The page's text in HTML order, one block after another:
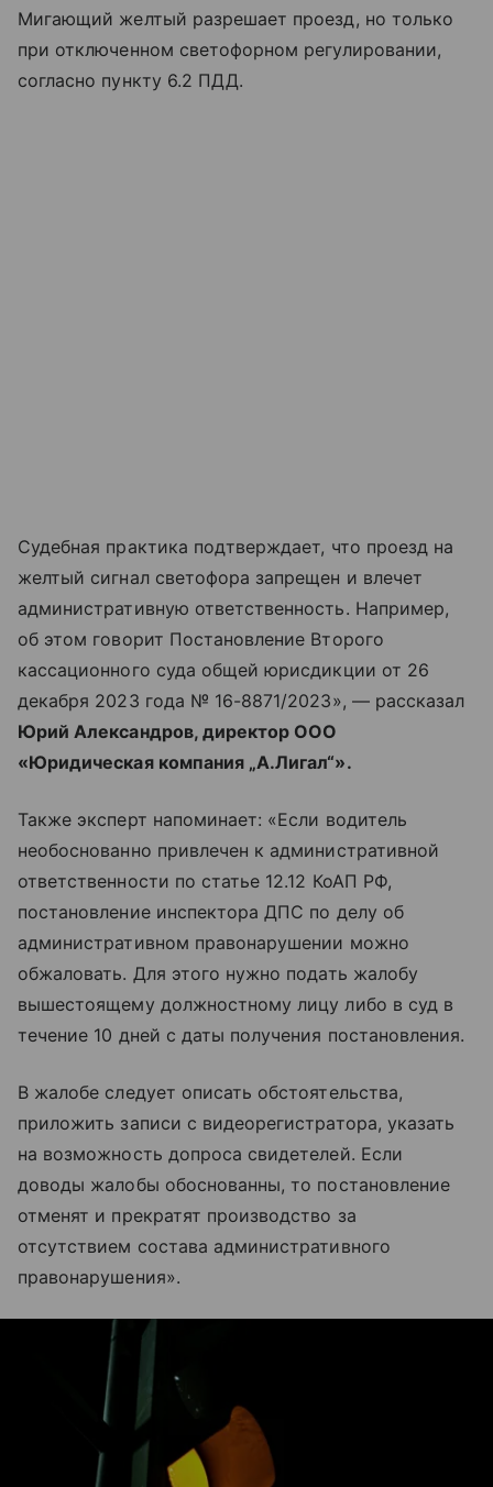
Мигающий желтый разрешает проезд, но только
при отключенном светофорном регулировании,
согласно пункту 6.2 ПДД.
Судебная практика подтверждает, что проезд на
желтый сигнал светофора запрещен и влечет
административную ответственность. Например,
об этом говорит Постановление Второго
кассационного суда общей юрисдикции от 26
декабря 2023 года № 16-8871/2023», — рассказал
Юрий Александров, директор ООО
«Юридическая компания „А.Лигал“».
Также эксперт напоминает: «Если водитель
необоснованно привлечен к административной
ответственности по статье 12.12 КоАП РФ,
постановление инспектора ДПС по делу об
административном правонарушении можно
обжаловать. Для этого нужно подать жалобу
вышестоящему должностному лицу либо в суд в
течение 10 дней с даты получения постановления.
В жалобе следует описать обстоятельства,
приложить записи с видеорегистратора, указать
на возможность допроса свидетелей. Если
доводы жалобы обоснованны, то постановление
отменят и прекратят производство за
отсутствием состава административного
правонарушения».